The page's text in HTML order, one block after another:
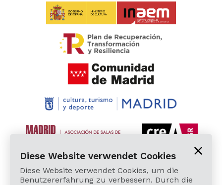
Diese Website verwendet Cookies
Diese Website verwendet Cookies, um die
Benutzererfahrung zu verbessern. Durch die